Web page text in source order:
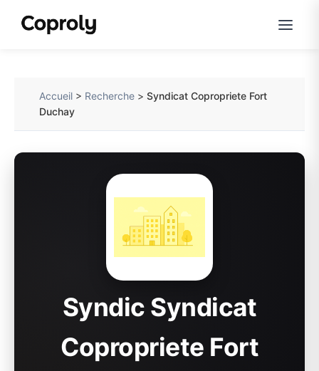
Accueil > Recherche >Syndicat Copropriete Fort
Duchay
Syndic Syndicat
Copropriete Fort